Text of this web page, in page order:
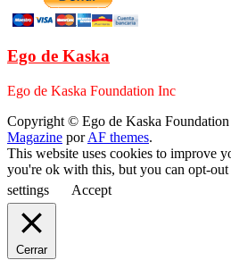
Ego de Kaska
Ego de Kaska Foundation Inc
Copyright © Ego de Kaska
Magazine porAF themes.
This website uses cookies to improve
you're ok with this, but you can opt-
settings
Accept
Cerrar